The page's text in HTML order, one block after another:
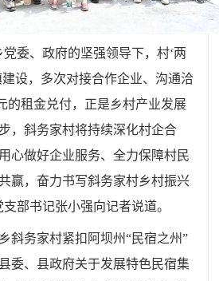
委、政府的坚强领导下，村‘两
设，多次对接合作企业、沟通洽
的租金兑付，正是乡村产业发展
，斜务家村将持续深化村企合
心做好企业服务、全力保障村民
赢，奋力书写斜务家村乡村振兴
部书记张小强向记者说道。
斜务家村紧扣阿坝州“民宿之州”
委、县政府关于发展特色民宿集